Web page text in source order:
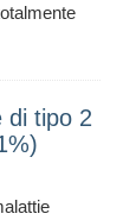
di tipo 2